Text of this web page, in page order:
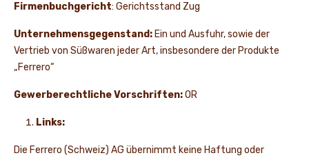
Firmenbuchgericht: Gerichtsstand Zug
Unternehmensgegenstand: Ein und Ausfuhr, sowie der
Vertrieb von Süßwaren jeder Art, insbesondere der Produkte
„Ferrero“
Gewerberechtliche Vorschriften:OR
Links:
Die Ferrero (Schweiz) AG übernimmt keine Haftung oder